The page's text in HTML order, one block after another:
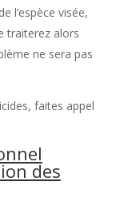
l’espèce visée,
traiterez alors
ne sera pas
faites appel
des